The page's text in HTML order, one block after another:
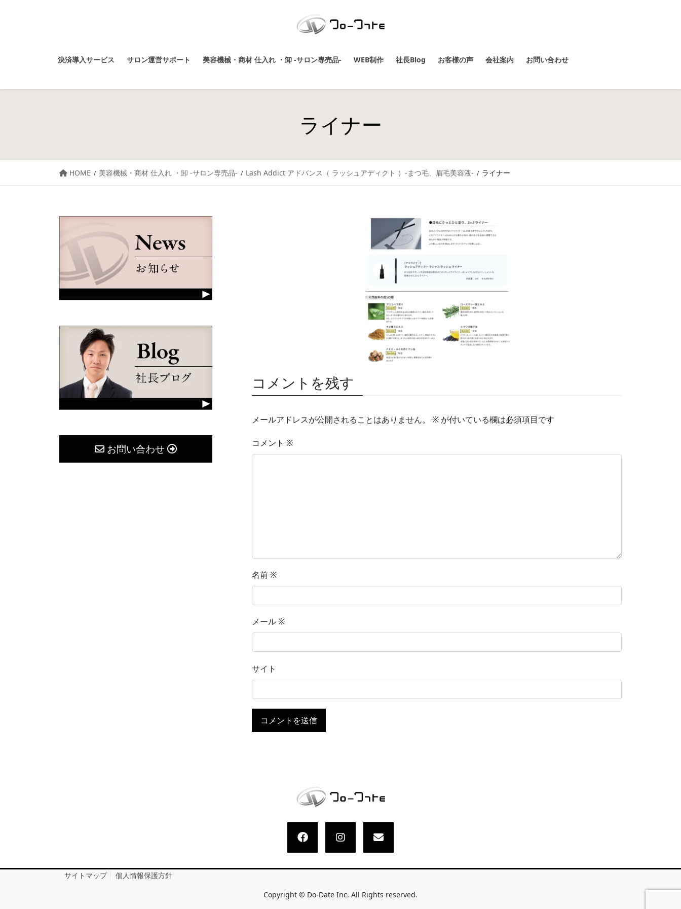
決済導入サービス サロン運営サポート 美容機械・商材 仕入れ ・卸 -サロン専売品- WEB制作 社長Blog お客様の声 会社案内 お問い合わせ
ライナー
HOME 美容機械・商材 仕入れ ・卸 -サロン専売品- Lash Addict アドバンス（ ラッシュアディクト ）-まつ毛、眉毛美容液- ライナー
コメントを残す
メールアドレスが公開されることはありません。 ※ が付いている欄は必須項目です
コメント ※
名前 ※
メール ※
サイト
お問い合わせ
サイトマップ
個人情報保護方針
Copyright © Do-Date Inc. All Rights reserved.